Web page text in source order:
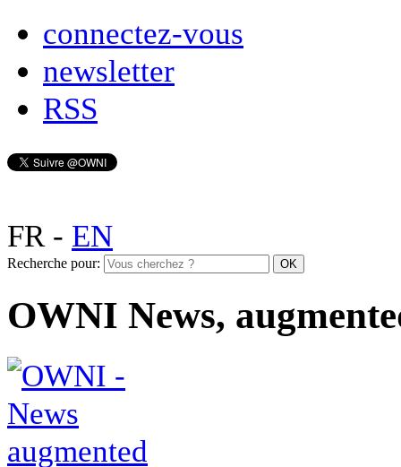
connectez-vous
newsletter
RSS
FR- EN
Recherche pour:
OWNI News,